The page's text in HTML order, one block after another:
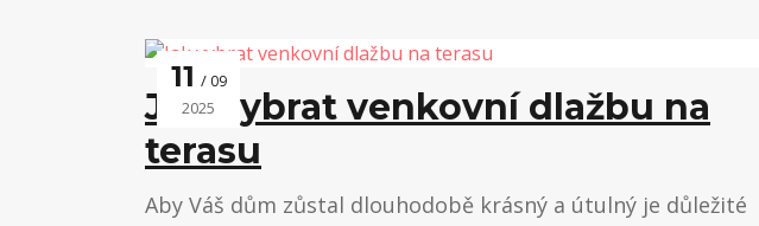
11 09
2025
Jak vybrat venkovní dlažbu na
terasu
Aby Váš dům zůstal dlouhodobě krásný a útulný je důležité